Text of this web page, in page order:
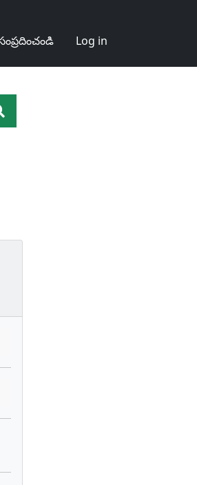
Log in